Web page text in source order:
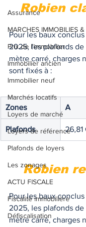
Assurance
MARCHES IMMOBILIES
Prix de l'immobilier
Immobilier ancien
Immobilier neuf
Marchés locatifs
Loyers de marché
Loyers de référence
Plafonds de loyers
Les zonages
ACTU FISCALE
Fiscalité immobilière
Défiscalisation
Robien
Pour les baux
2025, les plafonds
mètre carré, charges
sont fixés à :
Zones A
Plafonds 26,81
Robien
Pour les baux
2025, les plafonds
mètre carré, charges